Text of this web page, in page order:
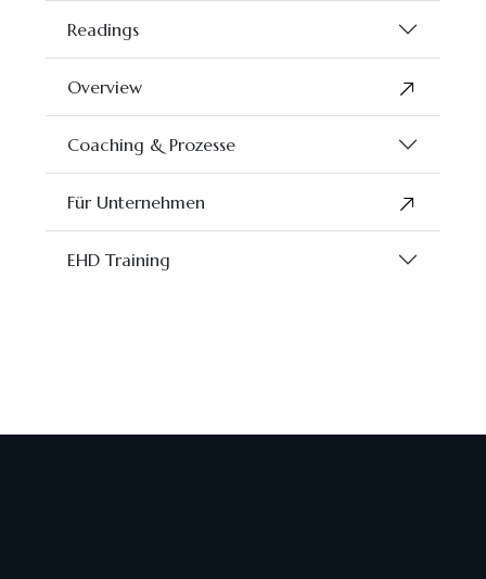
Readings
Overview
Coaching & Prozesse
Für Unternehmen
EHD Training